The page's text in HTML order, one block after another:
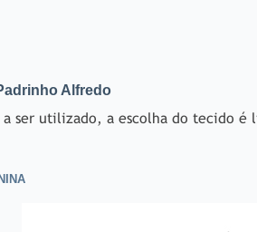
Alfredo
ser utilizado, a escolha do tecido é